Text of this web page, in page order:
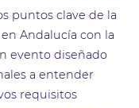
puntos clave de la
Andalucía con la
evento diseñado
a entender
requisitos